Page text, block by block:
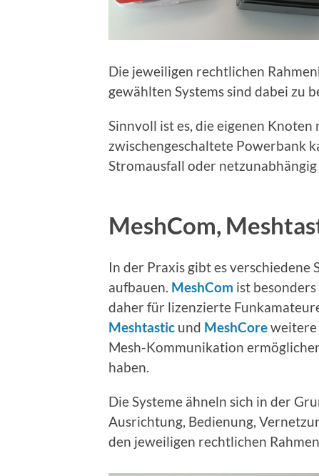
Die jeweiligen rechtlichen
gewählten Systems sind dabei zu
Sinnvoll ist es, die eigenen
zwischengeschaltete Powerbank
Stromausfall oder
MeshCom,
In der Praxis gibt es
aufbauen. MeshCom ist
daher für lizenzierte
Meshtastic und MeshCoreweitere
Mesh-Kommunikation
haben.
Die Systeme ähneln sich in der
Ausrichtung, Bedienung,
den jeweiligen rechtlichen